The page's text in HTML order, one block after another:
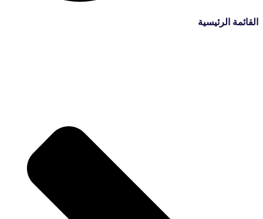
القائمة الرئيسية